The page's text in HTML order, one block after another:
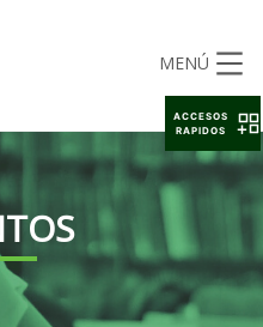
MENÚ
ACCESOS
RAPIDOS